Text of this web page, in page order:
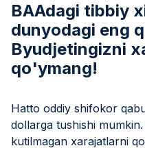
BAAdagi tibbiy
dunyodagi eng
Byudjetingizni
qo'ymang!
Hatto oddiy shifokor
dollarga tushishi
kutilmagan xarajatlarni